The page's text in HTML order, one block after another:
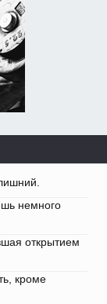
немного
открытием
кроме